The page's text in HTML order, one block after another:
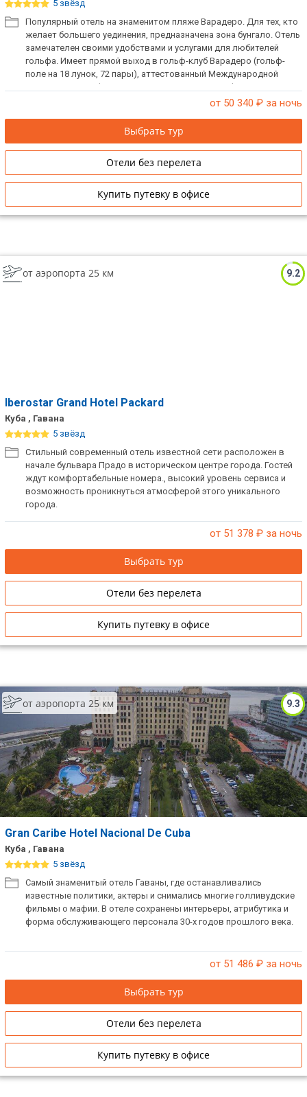
5 звёзд
Популярный отель на знаменитом пляже Варадеро. Для тех, кто
желает большего уединения, предназначена зона бунгало. Отель
замечателен своими удобствами и услугами для любителей
гольфа. Имеет прямой выход в гольф-клуб Варадеро (гольф-
поле на 18 лунок, 72 пары), аттестованный Международной
ассоциацией профессиональных игроков в гольф, он
единственный в своем роде на курорте Варадеро. Рекомендуем
Рекомендуем также для пар и проведения конференций. Отель
не принимает детей до 18 лет!
от 50 340 ₽ за ночь
Выбрать тур
Отели без перелета
Купить путевку в офисе
9.2
от аэропорта 25 км
Iberostar Grand Hotel Packard
Куба , Гавана
5 звёзд
Стильный современный отель известной сети расположен в
начале бульвара Прадо в историческом центре города. Гостей
ждут комфортабельные номера., высокий уровень сервиса и
возможность проникнуться атмосферой этого уникального
города.
от 51 378 ₽ за ночь
Выбрать тур
Отели без перелета
Купить путевку в офисе
9.3
от аэропорта 25 км
Gran Caribe Hotel Nacional De Cuba
Куба , Гавана
5 звёзд
Самый знаменитый отель Гаваны, где останавливались
известные политики, актеры и снимались многие голливудские
фильмы о мафии. В отеле сохранены интерьеры, атрибутика и
форма обслуживающего персонала 30-х годов прошлого века.
от 51 486 ₽ за ночь
Выбрать тур
Отели без перелета
Купить путевку в офисе